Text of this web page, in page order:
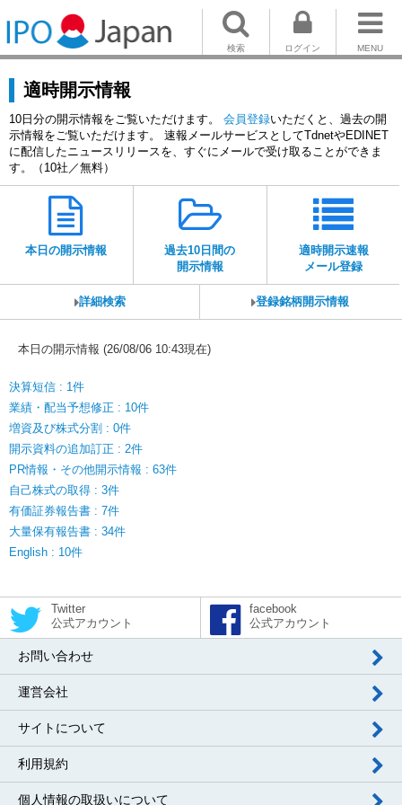
MENU
ログイン
検索
適時開示情報
10日分の開示情報をご覧いただけます。 会員登録いただくと、過去の開
示情報をご覧いただけます。 速報メールサービスとしてTdnetやEDINET
に配信したニュースリリースを、すぐにメールで受け取ることができま
す。（10社／無料）
本日の開示情報
過去10日間の
開示情報
適時開示速報
メール登録
詳細検索 登録銘柄開示情報
本日の開示情報 (26/08/06 10:43現在)
決算短信 : 1件
業績・配当予想修正 : 10件
増資及び株式分割 : 0件
開示資料の追加訂正 : 2件
PR情報・その他開示情報 : 63件
自己株式の取得 : 3件
有価証券報告書 : 7件
大量保有報告書 : 34件
English : 10件
Twitter
公式アカウント
facebook
公式アカウント
お問い合わせ
運営会社
サイトについて
利用規約
個人情報の取扱いについて